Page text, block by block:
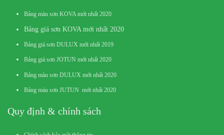
Bảng màu sơn KOVA mới nhất 2020
Bảng giá sơn KOVA mới nhất 2020
Bảng giá sơn DULUX mới nhất 2019
Bảng giá sơn JOTUN mới nhất 2020
Bảng màu sơn DULUX mới nhất 2020
Bảng màu sơn JUTUN mới nhất 2020
Quy định & chính sách